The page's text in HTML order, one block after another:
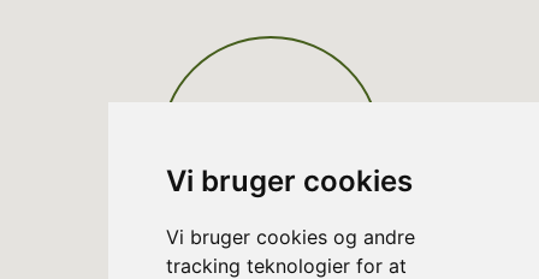
Vi bruger cookies
Vi bruger cookies og andre
tracking teknologier for at